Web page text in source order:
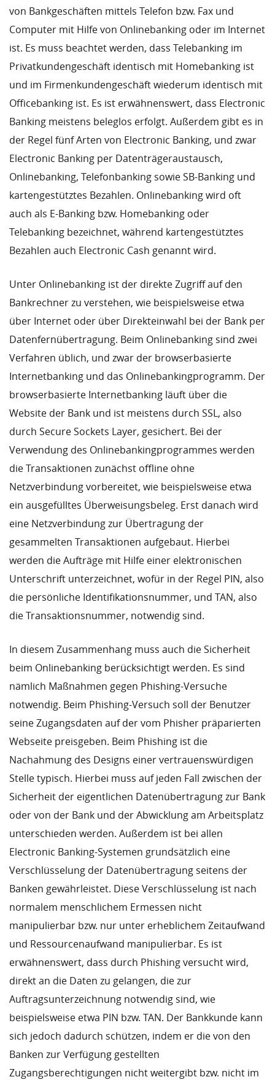
von Bankgeschäften mittels Telefon bzw. Fax und
Computer mit Hilfe von Onlinebanking oder im Internet
ist. Es muss beachtet werden, dass Telebanking im
Privatkundengeschäft identisch mit Homebanking ist
und im Firmenkundengeschäft wiederum identisch mit
Officebanking ist. Es ist erwähnenswert, dass Electronic
Banking meistens beleglos erfolgt. Außerdem gibt es in
der Regel fünf Arten von Electronic Banking, und zwar
Electronic Banking per Datenträgeraustausch,
Onlinebanking, Telefonbanking sowie SB-Banking und
kartengestütztes Bezahlen. Onlinebanking wird oft
auch als E-Banking bzw. Homebanking oder
Telebanking bezeichnet, während kartengestütztes
Bezahlen auch Electronic Cash genannt wird.
Unter Onlinebanking ist der direkte Zugriff auf den
Bankrechner zu verstehen, wie beispielsweise etwa
über Internet oder über Direkteinwahl bei der Bank per
Datenfernübertragung. Beim Onlinebanking sind zwei
Verfahren üblich, und zwar der browserbasierte
Internetbanking und das Onlinebankingprogramm. Der
browserbasierte Internetbanking läuft über die
Website der Bank und ist meistens durch SSL, also
durch Secure Sockets Layer, gesichert. Bei der
Verwendung des Onlinebankingprogrammes werden
die Transaktionen zunächst offline ohne
Netzverbindung vorbereitet, wie beispielsweise etwa
ein ausgefülltes Überweisungsbeleg. Erst danach wird
eine Netzverbindung zur Übertragung der
gesammelten Transaktionen aufgebaut. Hierbei
werden die Aufträge mit Hilfe einer elektronischen
Unterschrift unterzeichnet, wofür in der Regel PIN, also
die persönliche Identifikationsnummer, und TAN, also
die Transaktionsnummer, notwendig sind.
In diesem Zusammenhang muss auch die Sicherheit
beim Onlinebanking berücksichtigt werden. Es sind
nämlich Maßnahmen gegen Phishing-Versuche
notwendig. Beim Phishing-Versuch soll der Benutzer
seine Zugangsdaten auf der vom Phisher präparierten
Webseite preisgeben. Beim Phishing ist die
Nachahmung des Designs einer vertrauenswürdigen
Stelle typisch. Hierbei muss auf jeden Fall zwischen der
Sicherheit der eigentlichen Datenübertragung zur Bank
oder von der Bank und der Abwicklung am Arbeitsplatz
unterschieden werden. Außerdem ist bei allen
Electronic Banking-Systemen grundsätzlich eine
Verschlüsselung der Datenübertragung seitens der
Banken gewährleistet. Diese Verschlüsselung ist nach
normalem menschlichem Ermessen nicht
manipulierbar bzw. nur unter erheblichem Zeitaufwand
und Ressourcenaufwand manipulierbar. Es ist
erwähnenswert, dass durch Phishing versucht wird,
direkt an die Daten zu gelangen, die zur
Auftragsunterzeichnung notwendig sind, wie
beispielsweise etwa PIN bzw. TAN. Der Bankkunde kann
sich jedoch dadurch schützen, indem er die von den
Banken zur Verfügung gestellten
Zugangsberechtigungen nicht weitergibt bzw. nicht im